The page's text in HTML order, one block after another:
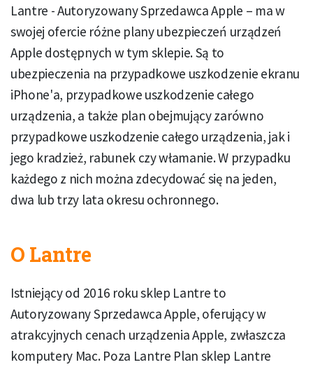
Lantre - Autoryzowany Sprzedawca Apple – ma w
swojej ofercie różne plany ubezpieczeń urządzeń
Apple dostępnych w tym sklepie. Są to
ubezpieczenia na przypadkowe uszkodzenie ekranu
iPhone'a, przypadkowe uszkodzenie całego
urządzenia, a także plan obejmujący zarówno
przypadkowe uszkodzenie całego urządzenia, jak i
jego kradzież, rabunek czy włamanie. W przypadku
każdego z nich można zdecydować się na jeden,
dwa lub trzy lata okresu ochronnego.
O Lantre
Istniejący od 2016 roku sklep Lantre to
Autoryzowany Sprzedawca Apple, oferujący w
atrakcyjnych cenach urządzenia Apple, zwłaszcza
komputery Mac. Poza Lantre Plan sklep Lantre